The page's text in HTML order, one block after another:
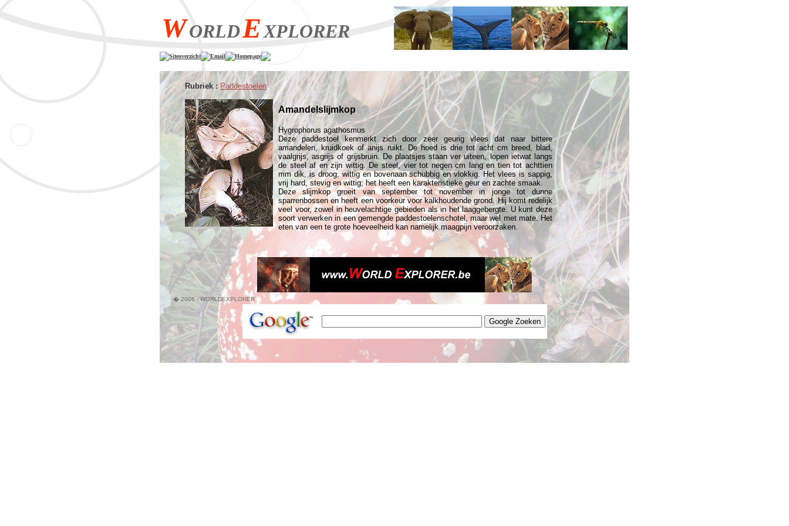
WORLDEXPLORER
Siteoverzicht Email Homepage
Rubriek : Paddestoelen
Amandelslijmkop
Hygrophorus agathosmus
Deze paddestoel kenmerkt zich door zeer geurig vlees dat naar bittere
amandelen, kruidkoek of anijs ruikt. De hoed is drie tot acht cm breed, blad,
vaalgrijs, asgrijs of grijsbruin. De plaatsjes staan ver uiteen, lopen ietwat langs
de steel af en zijn wittig. De steel, vier tot negen cm lang en tien tot achttien
mm dik, is droog, wittig en bovenaan schubbig en vlokkig. Het vlees is sappig,
vrij hard, stevig en wittig; het heeft een karakteristieke geur en zachte smaak.
Deze slijmkop groeit van september tot november in jonge tot dunne
sparrenbossen en heeft een voorkeur voor kalkhoudende grond. Hij komt redelijk
veel voor, zowel in heuvelachtige gebieden als in het laaggebergte. U kunt deze
soort verwerken in een gemengde paddestoelenschotel, maar wel met mate. Het
eten van een te grote hoeveelheid kan namelijk maagpijn veroorzaken.
� 2006 - WORLDEXPLORER